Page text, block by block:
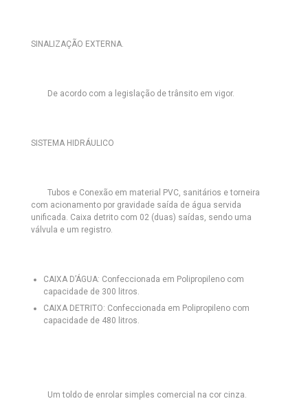
SINALIZAÇÃO EXTERNA.
De acordo com a legislação de trânsito em vigor.
SISTEMA HIDRÁULICO
Tubos e Conexão em material PVC, sanitários e torneira
com acionamento por gravidade saída de água servida
unificada. Caixa detrito com 02 (duas) saídas, sendo uma
válvula e um registro.
CAIXA D’ÁGUA: Confeccionada em Polipropileno com
capacidade de 300 litros.
CAIXA DETRITO: Confeccionada em Polipropileno com
capacidade de 480 litros.
Um toldo de enrolar simples comercial na cor cinza.